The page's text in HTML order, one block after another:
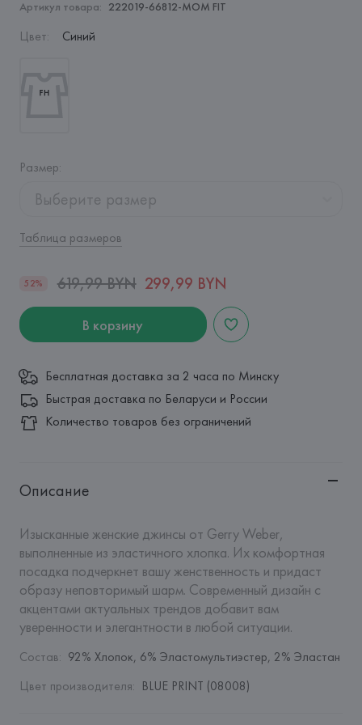
Артикул товара: 222019-66812-MOM FIT
Цвет: Синий
Размер:
Выберите размер
Таблица размеров
52% 619,99 BYN 299,99 BYN
В корзину
Бесплатная доставка за 2 часа по Минску
Быстрая доставка по Беларуси и России
Количество товаров без ограничений
Описание
Изысканные женские джинсы от Gerry Weber,
выполненные из эластичного хлопка. Их комфортная
посадка подчеркнет вашу женственность и придаст
образу неповторимый шарм. Современный дизайн с
акцентами актуальных трендов добавит вам
уверенности и элегантности в любой ситуации.
Состав: 92% Хлопок, 6% Эластомультиэстер, 2% Эластан
Цвет производителя: BLUE PRINT (08008)